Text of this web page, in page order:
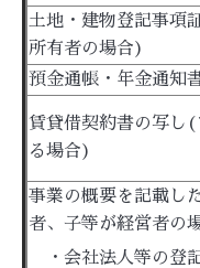
土地・建物登記事項
所有者の場合)
預金通帳・年金通知
賃貸借契約書の写し
る場合)
事業の概要を記載し
者、子等が経営者の
・会社法人等の登